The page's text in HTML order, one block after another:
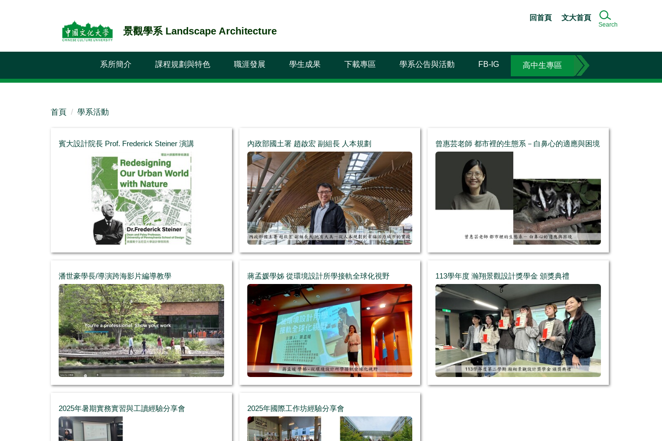
區
景觀學系 Landscape Architecture
Search
回首頁 文大首頁
系所簡介 課程規劃與特色 職涯發展 學生成果 下載專區 學系公告與活動 FB-IG 高中生專區
首頁 學系活動
賓大設計院長 Prof. Frederick Steiner 演講 內政部國土署 趙啟宏 副組長 人本規劃 曾惠芸老師 都市裡的生態系－白鼻心的適應與困境
潘世豪學長/導演跨海影片編導教學 蔣孟媛學姊 從環境設計所學 接軌全球化視野 113學年度 瀚翔景觀設計獎學金 頒獎典禮
2025年暑期實務實習與工讀經驗分享會 2025年國際工作坊經驗分享會